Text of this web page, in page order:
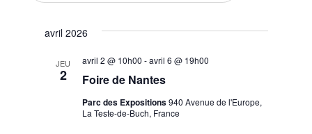
avril 2026
JEU
2 Foire de Nantes
avril 2 @ 10h00 -avril 6 @ 19h00
Parc des Expositions940 Avenue de l'Europe,
La Teste-de-Buch, France